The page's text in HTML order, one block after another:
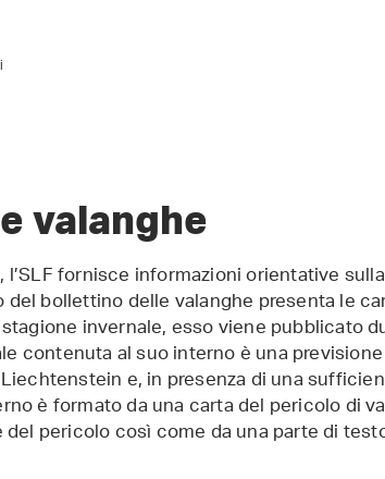
valanghe
fornisce informazioni orientative
bollettino delle valanghe presenta le
invernale, esso viene pubblicato
contenuta al suo interno è una
e, in presenza di una
è formato da una carta del pericolo di
pericolo così come da una parte di